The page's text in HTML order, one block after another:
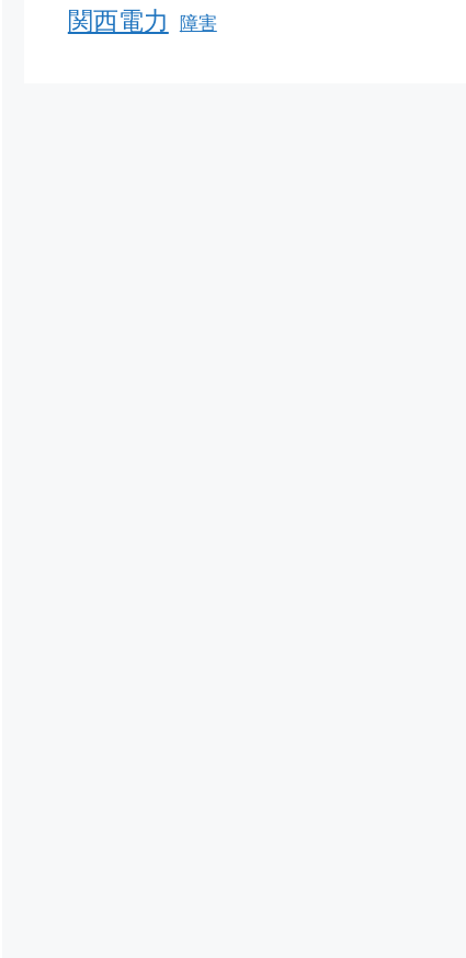
関西電力 障害